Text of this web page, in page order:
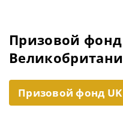
Призовой
Призовой фонд